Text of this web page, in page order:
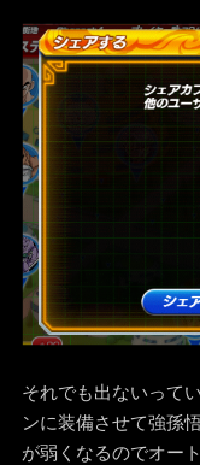
それでも出ないって
ンに装備させて強孫
が弱くなるのでオー